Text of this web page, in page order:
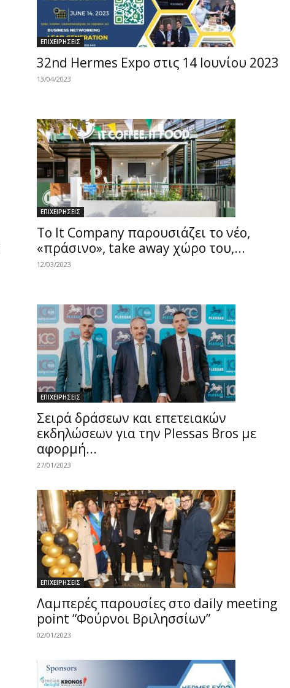
ΕΠΙΧΕΙΡΗΣΕΙΣ
32nd Hermes Expo στις 14 Ιουνίου 2023
13/04/2023
ΕΠΙΧΕΙΡΗΣΕΙΣ
Το It Company παρουσιάζει το νέο,
«πράσινο», take away χώρο του,...
12/03/2023
ΕΠΙΧΕΙΡΗΣΕΙΣ
Σειρά δράσεων και επετειακών
εκδηλώσεων για την Plessas Bros με
αφορμή...
27/01/2023
ΕΠΙΧΕΙΡΗΣΕΙΣ
Λαμπερές παρουσίες στο daily meeting
point “Φούρνοι Βριλησσίων”
02/01/2023